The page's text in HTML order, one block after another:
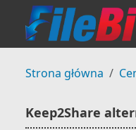
Strona główna
Keep2Share